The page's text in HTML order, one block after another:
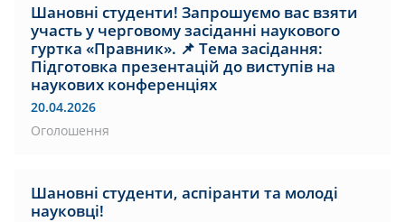
Шановні студенти! Запрошуємо вас взяти
участь у черговому засіданні наукового
гуртка «Правник». 📌 Тема засідання:
Підготовка презентацій до виступів на
наукових конференціях
20.04.2026
Оголошення
Шановні студенти, аспіранти та молоді
науковці!